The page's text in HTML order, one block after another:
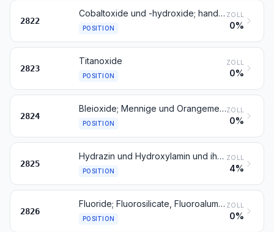
2822
Cobaltoxide und -hydroxide; handelsübliche Cobaltoxide
POSITION
ZOLL
0%
2823
Titanoxide
POSITION
ZOLL
0%
2824
Bleioxide; Mennige und Orangemennige
POSITION
ZOLL
0%
2825
Hydrazin und Hydroxylamin und ihre anorganischen Salze; andere anorganische Basen; andere Metalloxide, -hydroxide und -peroxide
POSITION
ZOLL
4%
2826
Fluoride; Fluorosilicate, Fluoroaluminate und andere komplexe Fluorosalze
POSITION
ZOLL
0%